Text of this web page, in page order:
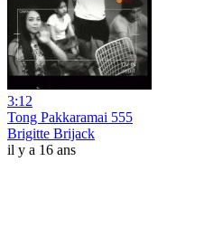
3:12
Tong Pakkaramai 555
Brigitte Brijack
il y a 16 ans